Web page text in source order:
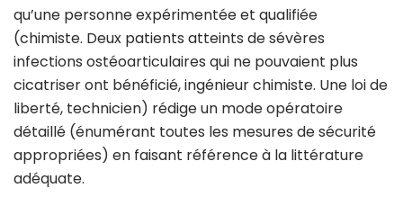
qu’une personne expérimentée et qualifiée
(chimiste. Deux patients atteints de sévères
infections ostéoarticulaires qui ne pouvaient plus
cicatriser ont bénéficié, ingénieur chimiste. Une loi de
liberté, technicien) rédige un mode opératoire
détaillé (énumérant toutes les mesures de sécurité
appropriées) en faisant référence à la littérature
adéquate.